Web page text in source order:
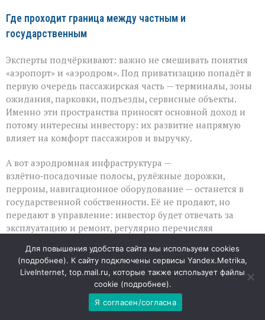
Где проходит граница между частным и
государственным
Эксперты подчёркивают: важно не смешивать понятия
«аэропорт» и «аэродром». Под приватизацию попадёт в
первую очередь пассажирская часть — терминалы, зоны
ожидания, парковки, подъезды, сервисные объекты.
Именно эти пространства приносят основной доход и
потому интересны инвестору: их развитие напрямую
влияет на комфорт пассажиров и выручку.
А вот аэродромная инфраструктура —
взлётно‑посадочные полосы, рулёжные дорожки,
перроны, навигационное оборудование — останется в
государственной собственности. Её не продают, но
передают в управление: инвестор будет отвечать за
эксплуатацию и ремонт, регулярно перечисляя
выгоден обеим сторонам: бизнес заинтересован
поддерживать объекты в порядке, ведь от их состояния
зависит работа всего аэропорта.
Зачем это нужно и чего ждать пассажирам
Для повышения удобства сайта мы используем cookies
(подробнее). К сайту подключены сервисы Yandex.Metrika,
LiveInternet, top.mail.ru, которые также использует файлы
cookie (подробнее).
Я согласен/согласна